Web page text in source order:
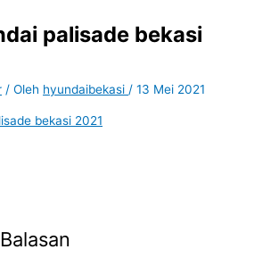
palisade bekasi
/ Oleh hyundaibekasi/13 Mei 2021